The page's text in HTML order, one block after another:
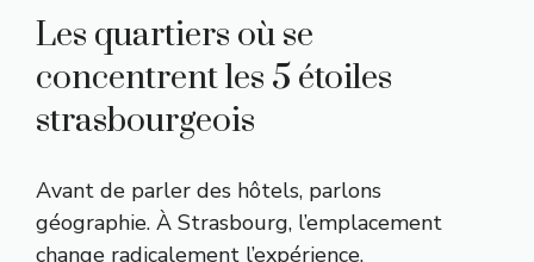
Les quartiers où se
concentrent les 5 étoiles
strasbourgeois
Avant de parler des hôtels, parlons
géographie. À Strasbourg, l’emplacement
change radicalement l’expérience.